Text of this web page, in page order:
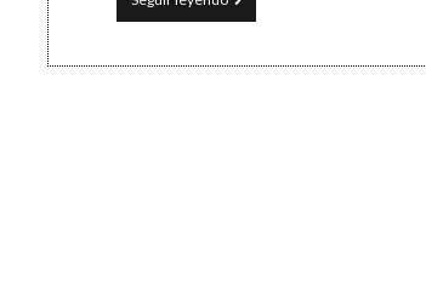
y
números